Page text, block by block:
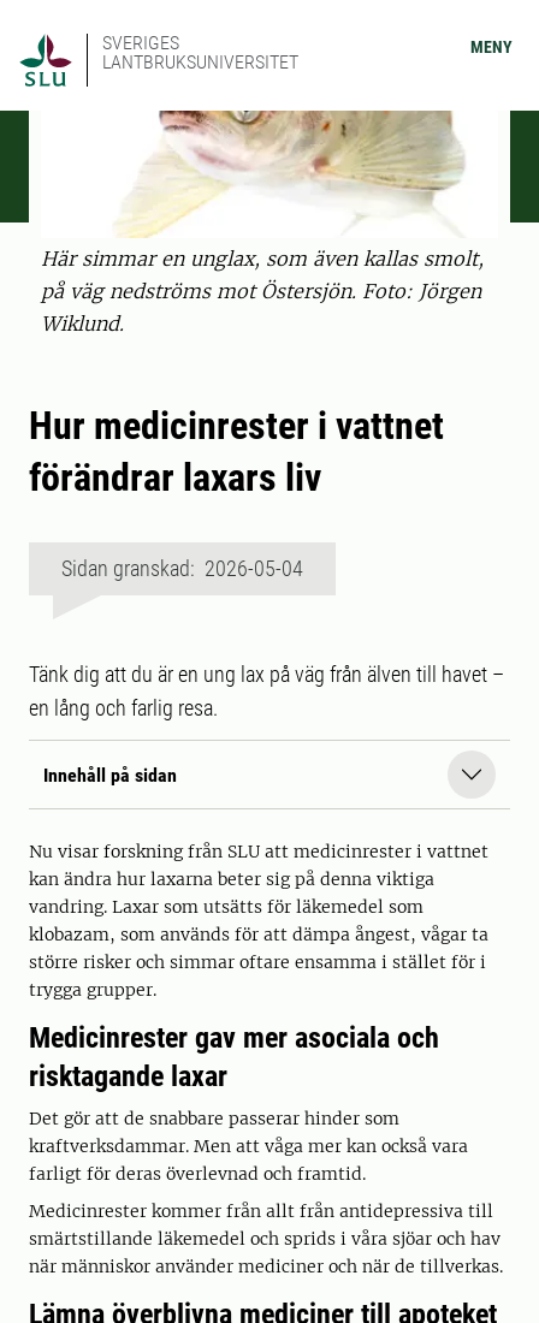
SVERIGES
LANTBRUKSUNIVERSITET
MENY
Här simmar en unglax, som även kallas smolt,
på väg nedströms mot Östersjön. Foto: Jörgen
Wiklund.
Hur medicinrester i vattnet
förändrar laxars liv
Sidan granskad: 2026-05-04
Tänk dig att du är en ung lax på väg från älven till havet –
en lång och farlig resa.
Innehåll på sidan
Nu visar forskning från SLU att medicinrester i vattnet
kan ändra hur laxarna beter sig på denna viktiga
vandring. Laxar som utsätts för läkemedel som
klobazam, som används för att dämpa ångest, vågar ta
större risker och simmar oftare ensamma i stället för i
trygga grupper.
Medicinrester gav mer asociala och
risktagande laxar
Det gör att de snabbare passerar hinder som
kraftverksdammar. Men att våga mer kan också vara
farligt för deras överlevnad och framtid.
Medicinrester kommer från allt från antidepressiva till
smärtstillande läkemedel och sprids i våra sjöar och hav
när människor använder mediciner och när de tillverkas.
Lämna överblivna mediciner till apoteket